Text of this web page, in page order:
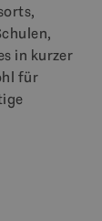
in kurzer
für